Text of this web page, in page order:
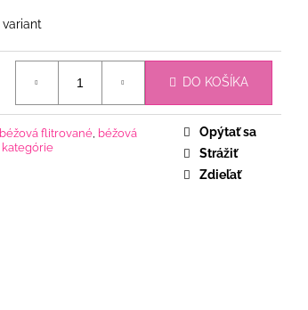
DO KOŠÍKA
béžová flitrované béžová
kategórie
Opýtať sa
Strážiť
Zdieľať